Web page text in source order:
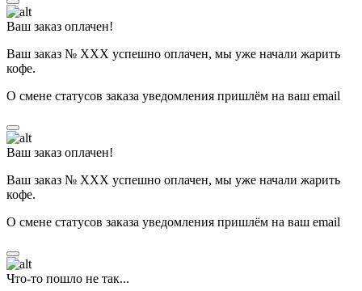
Ваш заказ оплачен!
Ваш заказ № ХХХ успешно оплачен, мы уже начали жарить
кофе.
О смене статусов заказа уведомления пришлём на ваш email
Ваш заказ оплачен!
Ваш заказ № ХХХ успешно оплачен, мы уже начали жарить
кофе.
О смене статусов заказа уведомления пришлём на ваш email
Что-то пошло не так...